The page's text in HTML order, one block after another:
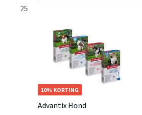
25
10% KORTING
Advantix Hond